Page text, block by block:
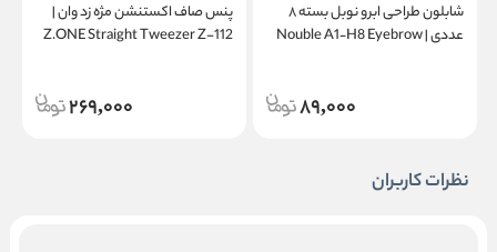
شابلون طراحی ابرو نوبل بسته ۸
عددی | Nouble A1‑H8 Eyebrow
89,000
پنس صاف اکستنشن مژه زد وان |
Z.ONE Straight Tweezer Z-112
269,000
نظرات کاربران